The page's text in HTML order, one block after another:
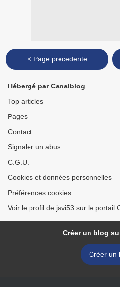
< Page précédente
Hébergé par Canalblog
Top articles
Pages
Contact
Signaler un abus
C.G.U.
Cookies et données personnelles
Préférences cookies
Voir le profil de javi53 sur le portail
Créer un blog
Créer un